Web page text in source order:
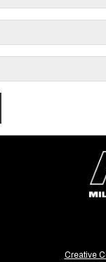
Creative